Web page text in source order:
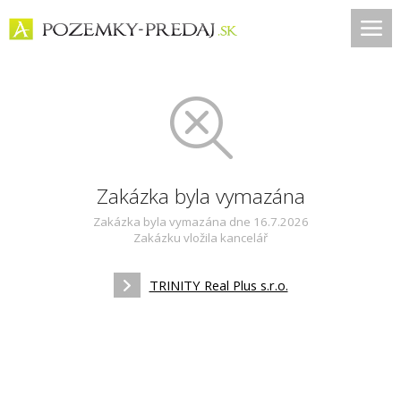
Zakázka byla vymazána
Zakázka byla vymazána dne 16.7.2026
Zakázku vložila kancelář
TRINITY Real Plus s.r.o.